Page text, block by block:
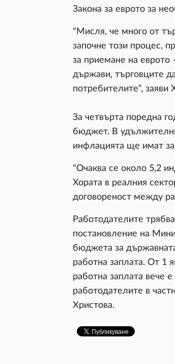
Закона за еврото за
"Мисля, че много от
започне този процес,
за приемане на еврото
държави, търговците
потребителите“, заяви
За четвърта поредна
бюджет. В
инфлацията ще имат
"Очаква се около 5,2
Хората в реалния
договореност между
Работодателите
постановление на
бюджета за
работна заплата. От 1
работна заплата вече
работодателите в
Христова.